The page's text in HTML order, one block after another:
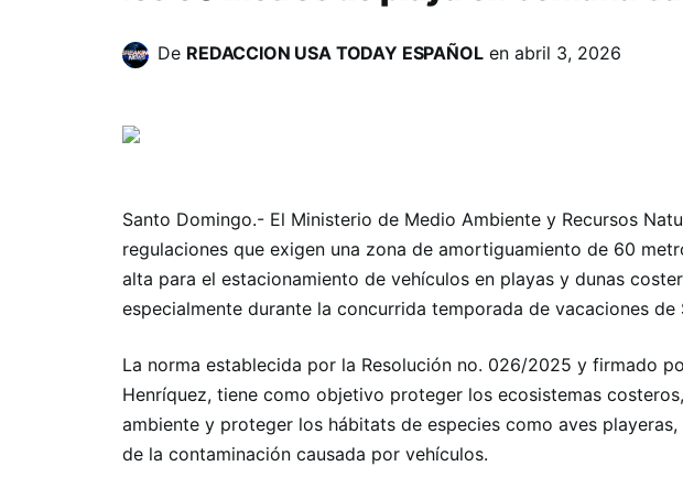
De REDACCION USA TODAY ESPAÑOLen abril 3, 2026
Santo Domingo.- El Ministerio de Medio Ambiente y Recursos
regulaciones que exigen una zona de amortiguamiento de 60
alta para el estacionamiento de vehículos en playas y dunas
especialmente durante la concurrida temporada de vacaciones de
La norma establecida por la Resolución no. 026/2025 y firmado
Henríquez, tiene como objetivo proteger los ecosistemas
ambiente y proteger los hábitats de especies como aves
de la contaminación causada por vehículos.